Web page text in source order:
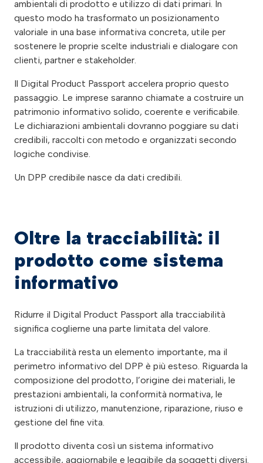
ambientali di prodotto e utilizzo di dati primari. In
questo modo ha trasformato un posizionamento
valoriale in una base informativa concreta, utile per
sostenere le proprie scelte industriali e dialogare con
clienti, partner e stakeholder.
Il Digital Product Passport accelera proprio questo
passaggio. Le imprese saranno chiamate a costruire un
patrimonio informativo solido, coerente e verificabile.
Le dichiarazioni ambientali dovranno poggiare su dati
credibili, raccolti con metodo e organizzati secondo
logiche condivise.
Un DPP credibile nasce da dati credibili.
Oltre la tracciabilità: il
prodotto come sistema
informativo
Ridurre il Digital Product Passport alla tracciabilità
significa coglierne una parte limitata del valore.
La tracciabilità resta un elemento importante, ma il
perimetro informativo del DPP è più esteso. Riguarda la
composizione del prodotto, l’origine dei materiali, le
prestazioni ambientali, la conformità normativa, le
istruzioni di utilizzo, manutenzione, riparazione, riuso e
gestione del fine vita.
Il prodotto diventa così un sistema informativo
accessibile, aggiornabile e leggibile da soggetti diversi.